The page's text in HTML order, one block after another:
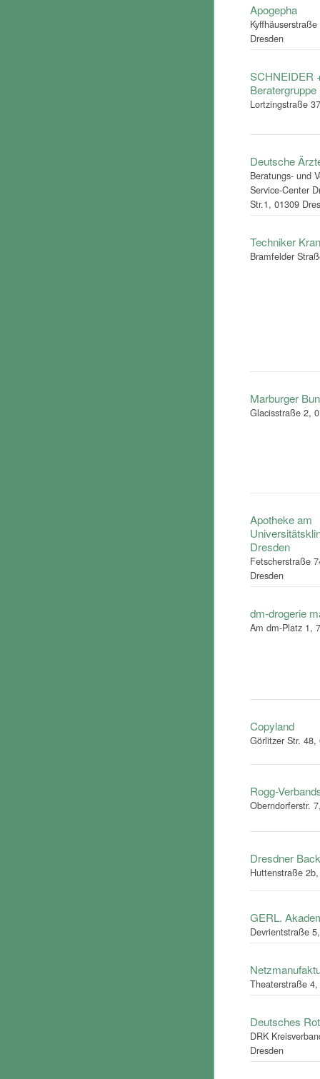
Apogepha
Dresden
SCHNEIDER
Beratergruppe
Lortzingstraße
Deutsche
Beratungs- und
Service-Center
Str.1, 01309
Techniker
Bramfelder
Marburger
Glacisstraße 2,
Apotheke am
Dresden
Fetscherstraße
Dresden
dm-drogerie
Am dm-Platz 1,
Copyland
Görlitzer Str. 48,
Rogg-
Oberndorferstr.
Dresdner
Huttenstraße
GERL.
Devrientstraße
Theaterstraße
Deutsches
DRK
Dresden